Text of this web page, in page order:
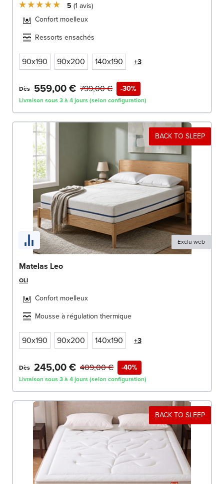
5 1 avis
Confort moelleux
Ressorts ensachés
90x190 90x200 140x190 +3
Dès 559,00 € -30%
799,00 €
Livraison sous 3 à 4 jours (selon configuration)
BACK TO SLEEP
Exclu web
Matelas Leo
OLI
Confort moelleux
Mousse à régulation thermique
90x190 90x200 140x190 +3
Dès 245,00 € -40%
409,00 €
Livraison sous 3 à 4 jours (selon configuration)
BACK TO SLEEP